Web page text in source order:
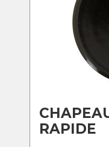
RAPIDE